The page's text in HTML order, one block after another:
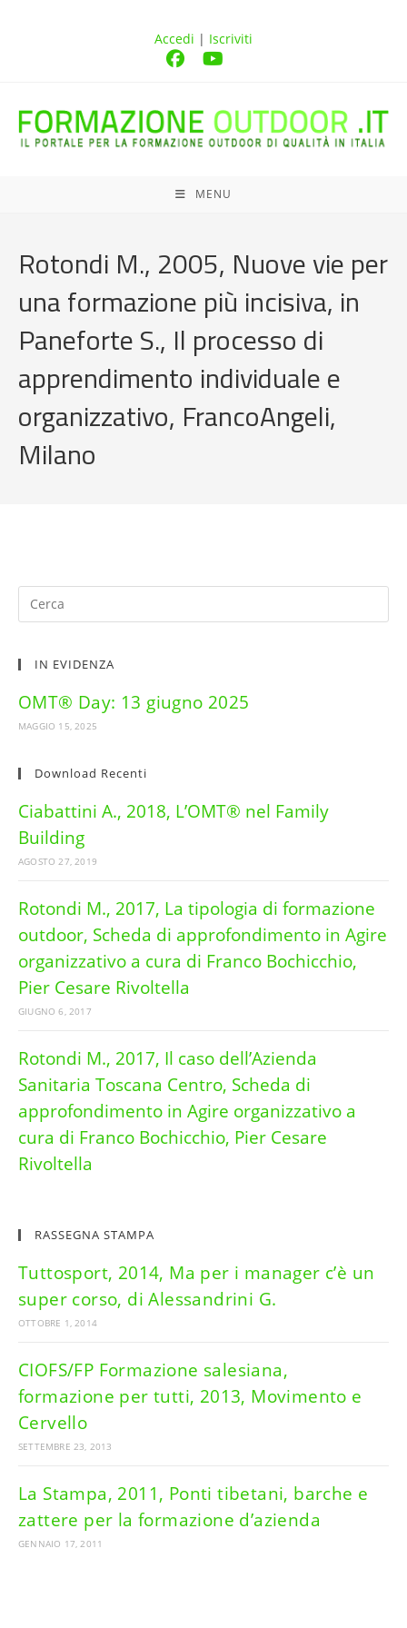
Accedi | Iscriviti
MENU
Rotondi M., 2005, Nuove vie per
una formazione più incisiva, in
Paneforte S., Il processo di
apprendimento individuale e
organizzativo, FrancoAngeli,
Milano
IN EVIDENZA
OMT® Day: 13 giugno 2025
MAGGIO 15, 2025
Download Recenti
Ciabattini A., 2018, L’OMT® nel Family
Building
AGOSTO 27, 2019
Rotondi M., 2017, La tipologia di formazione
outdoor, Scheda di approfondimento in Agire
organizzativo a cura di Franco Bochicchio,
Pier Cesare Rivoltella
GIUGNO 6, 2017
Rotondi M., 2017, Il caso dell’Azienda
Sanitaria Toscana Centro, Scheda di
approfondimento in Agire organizzativo a
cura di Franco Bochicchio, Pier Cesare
Rivoltella
RASSEGNA STAMPA
Tuttosport, 2014, Ma per i manager c’è un
super corso, di Alessandrini G.
OTTOBRE 1, 2014
CIOFS/FP Formazione salesiana,
formazione per tutti, 2013, Movimento e
Cervello
SETTEMBRE 23, 2013
La Stampa, 2011, Ponti tibetani, barche e
zattere per la formazione d’azienda
GENNAIO 17, 2011